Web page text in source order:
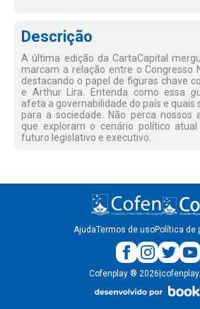
Descrição
A última edição da CartaCapital
marcam a relação entre o Congresso
destacando o papel de figuras chave
e Arthur Lira. Entenda como essa
afeta a governabilidade do país e quais
para a sociedade. Não perca nossos
que exploram o cenário político
futuro legislativo e executivo.
AjudaTermos de usoPolítica de
Cofenplay ® 2026